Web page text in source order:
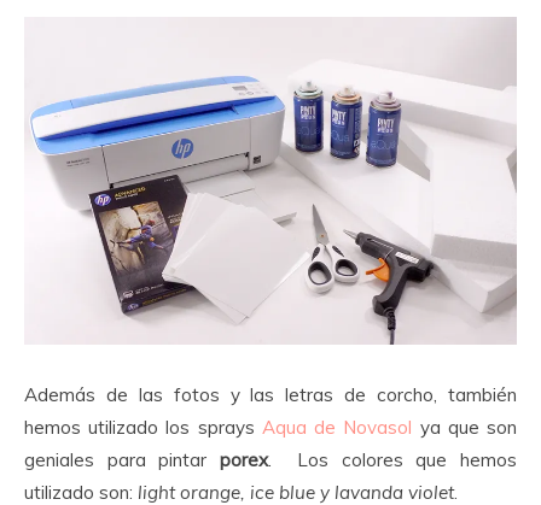
Además de las fotos y las letras de corcho, también
hemos utilizado los sprays Aqua de Novasol ya que son
geniales para pintar porex. Los colores que hemos
utilizado son: light orange, ice blue y lavanda violet.